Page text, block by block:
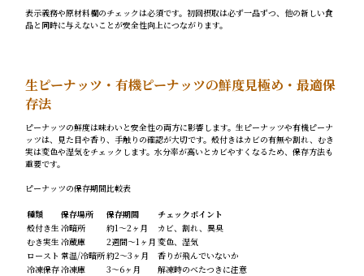
表示義務や原材料欄のチェックは必須です。初回摂取は必ず一品ずつ、他の新しい食
品と同時に与えないことが安全性向上につながります。
生ピーナッツ・有機ピーナッツの鮮度見極め・最適保
存法
ピーナッツの鮮度は味わいと安全性の両方に影響します。生ピーナッツや有機ピーナ
ッツは、見た目や香り、手触りの確認が大切です。殻付きはカビの有無や割れ、むき
実は変色や湿気をチェックします。水分率が高いとカビやすくなるため、保存方法も
重要です。
ピーナッツの保存期間比較表
種類 保存場所 保存期間
チェックポイント
殻付き生 冷暗所 約1～2ヶ月
カビ、割れ、異臭
むき実生 冷蔵庫 2週間～1ヶ月 変色、湿気
ロースト 常温/冷暗所約2～3ヶ月
香りが飛んでいないか
冷凍保存冷凍庫 3～6ヶ月 解凍時のべたつきに注意